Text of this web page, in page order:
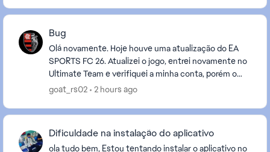
Bug
Olá novamente. Hoje houve uma atualização do EA
SPORTS FC 26. Atualizei o jogo, entrei novamente no
Ultimate Team e verifiquei a minha conta, porém o
problema continua exatamente o mesmo. O meu
goat_rs02 2 hours ago
Dificuldade na instalação do aplicativo
ola tudo bem, Estou tentando instalar o aplicativo no